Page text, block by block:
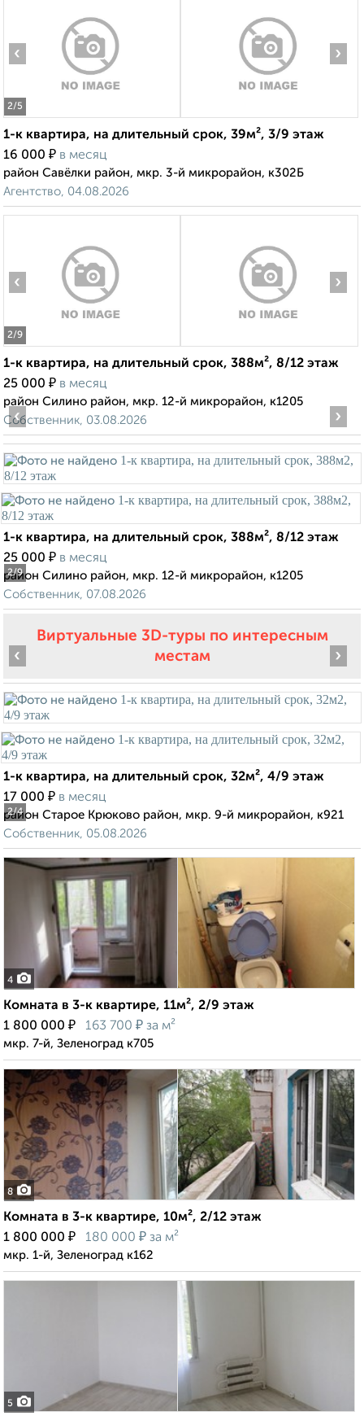
2/5
‹ ›
1-к квартира, на длительный срок, 39м², 3/9 этаж
16 000 ₽ в месяц
район Савёлки район, мкр. 3-й микрорайон, к302Б
Агентство, 04.08.2026
2/9
‹ ›
1-к квартира, на длительный срок, 388м², 8/12 этаж
25 000 ₽ в месяц
район Силино район, мкр. 12-й микрорайон, к1205
Собственник, 03.08.2026
2/9
‹ ›
1-к квартира, на длительный срок, 388м², 8/12 этаж
25 000 ₽ в месяц
район Силино район, мкр. 12-й микрорайон, к1205
Собственник, 07.08.2026
Виртуальные 3D-туры по интересным
местам
2/4
‹ ›
1-к квартира, на длительный срок, 32м², 4/9 этаж
17 000 ₽ в месяц
район Старое Крюково район, мкр. 9-й микрорайон, к921
Собственник, 05.08.2026
4
Комната в 3-к квартире, 11м², 2/9 этаж
1 800 000 ₽ 163 700 ₽ за м²
мкр. 7-й, Зеленоград к705
8
Комната в 3-к квартире, 10м², 2/12 этаж
1 800 000 ₽ 180 000 ₽ за м²
мкр. 1-й, Зеленоград к162
5